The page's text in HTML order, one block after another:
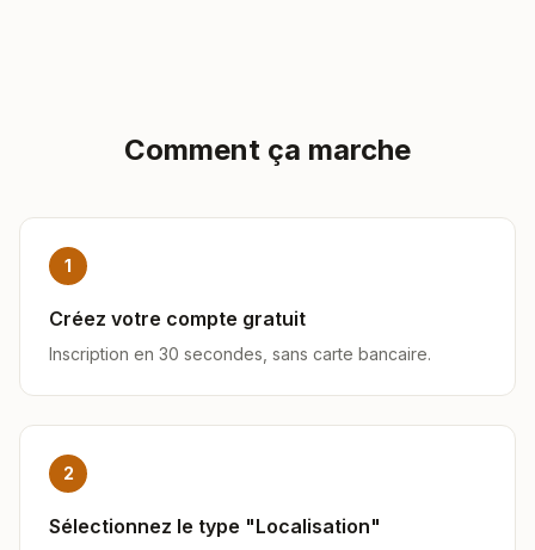
Comment ça marche
1
Créez votre compte gratuit
Inscription en 30 secondes, sans carte bancaire.
2
Sélectionnez le type "Localisation"